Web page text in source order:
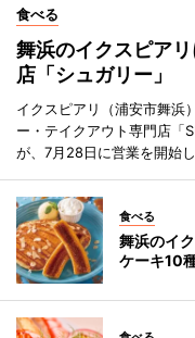
食べる
舞浜のイクスピア
店「シュガリー」
イクスピアリ（浦安市舞浜
ー・テイクアウト専門店「
が、7月28日に営業を開始し
食べる
舞浜のイ
ケーキ10